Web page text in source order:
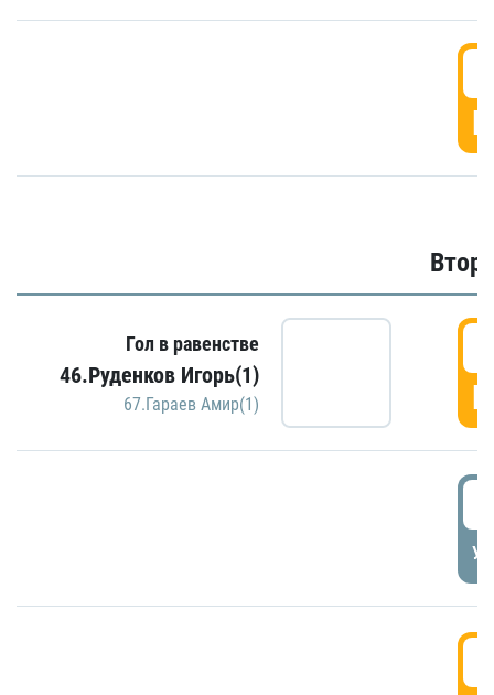
Гол в равенстве
46.Руденков Игорь(1)
67.Гараев Амир(1)